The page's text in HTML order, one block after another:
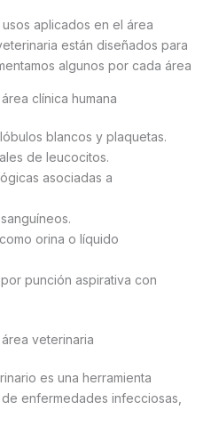
aplicados en el área
están diseñados para
algunos por cada área
clínica humana
blancos y plaquetas.
de leucocitos.
asociadas a
orina o líquido
punción aspirativa con
veterinaria
es una herramienta
enfermedades infecciosas,